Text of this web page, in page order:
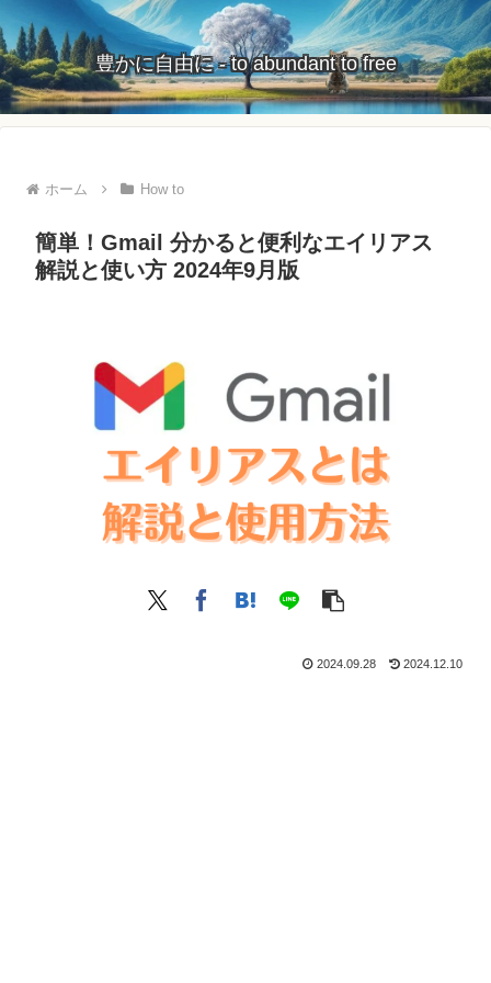
豊かに自由に - to abundant to free
ホーム How to
簡単！Gmail 分かると便利なエイリアス
解説と使い方 2024年9月版
2024.09.28 2024.12.10